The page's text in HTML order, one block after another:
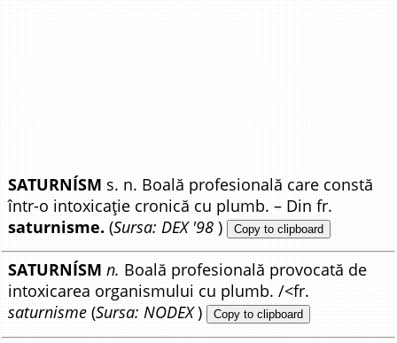
SATURNÍSM s. n. Boală profesională care constă
într-o intoxicație cronică cu plumb. – Din fr.
saturnisme. (Sursa: DEX '98 ) Copy to clipboard
SATURNÍSM n. Boală profesională provocată de
intoxicarea organismului cu plumb. /<fr.
saturnisme (Sursa: NODEX) Copy to clipboard